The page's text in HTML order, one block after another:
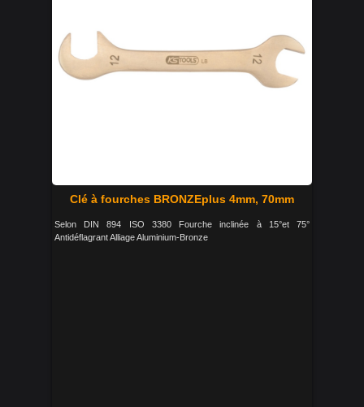
Clé à fourches BRONZEplus 4mm, 70mm
Selon DIN 894 ISO 3380 Fourche inclinée à 15°et 75°
Antidéflagrant Alliage Aluminium-Bronze